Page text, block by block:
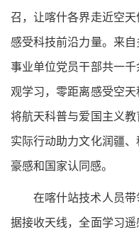
召，让喀什各界走近空
感受科技前沿力量。来
事业单位党员干部共一
观学习，零距离感受空天
将航天科普与爱国主义
实际行动助力文化润疆
豪感和国家认同感。
在喀什站技术人员
据接收天线，全面学习